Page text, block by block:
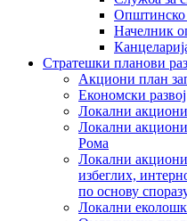
Општинско
Начелник
Стратешки планови
Акциони план
Економски развој
Локални
Локални
Рома
Локални
избеглих,
по основу
Локални